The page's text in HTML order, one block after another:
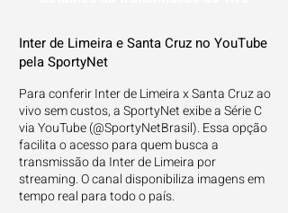
Inter de Limeira e Santa Cruz no YouTube
pela SportyNet
Para conferir Inter de Limeira x Santa Cruz ao
vivo sem custos, a SportyNet exibe a Série C
via YouTube (@SportyNetBrasil). Essa opção
facilita o acesso para quem busca a
transmissão da Inter de Limeira por
streaming. O canal disponibiliza imagens em
tempo real para todo o país.